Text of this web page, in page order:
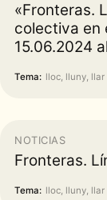
«Fronteras.
colectiva en
15.06.2024
Tema: lloc, lluny, llar
NOTICIAS
Fronteras.
Tema: lloc, lluny, llar